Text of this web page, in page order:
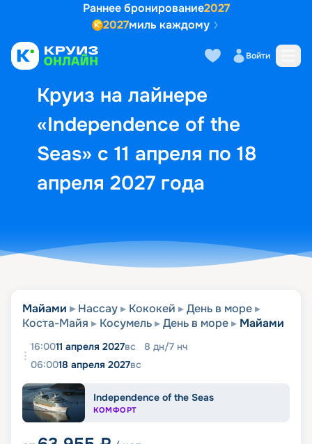
Раннее бронирование2027
2027миль каждому
Войти
Круиз на лайнере
«Independence of the
Seas» с 11 апреля по 18
апреля 2027 года
Выбор кают Маршрут и
Майами Нассау Кококей
День в море
Коста-Майя
Косумель День в море Майами
16:0011 апреля 2027вс 8 дн/7 нч
06:0018 апреля 2027вс
Independence of the Seas
КОМФОРТ